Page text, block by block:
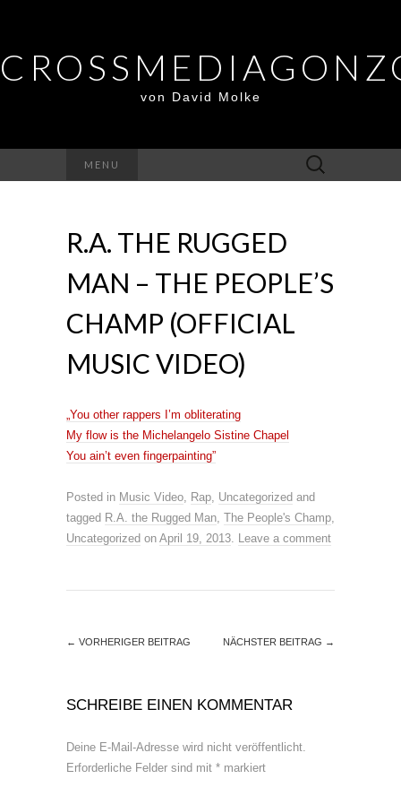
von David Molke
MENU
Suche
nach:
R.A. THE RUGGED
MAN – THE PEOPLE’S
CHAMP (OFFICIAL
MUSIC VIDEO)
„You other rappers I’m obliterating
My flow is the Michelangelo Sistine Chapel
You ain’t even fingerpainting”
Posted in Music Video, Rap, Uncategorized and
tagged R.A. the Rugged Man, The People's Champ,
Uncategorized on April 19, 2013. Leave a comment
← VORHERIGER BEITRAG NÄCHSTER BEITRAG →
SCHREIBE EINEN KOMMENTAR
Deine E-Mail-Adresse wird nicht veröffentlicht.
Erforderliche Felder sind mit * markiert